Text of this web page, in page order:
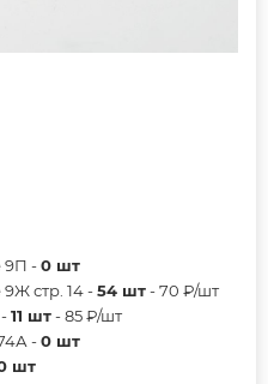
9П -0 шт
стр. 14 -54 шт- 70 ₽/шт
11 шт- 85 ₽/шт
-0 шт
шт